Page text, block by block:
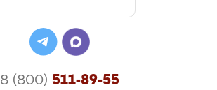
8 (800) 511-89-55